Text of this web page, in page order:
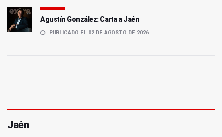
Agustín González: Carta a Jaén
PUBLICADO EL 02 DE AGOSTO DE 2026
Jaén